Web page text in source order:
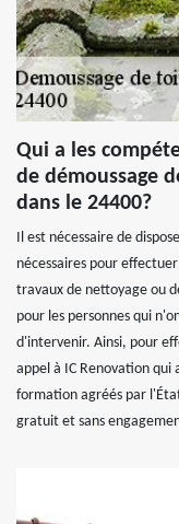
Qui a les
de démoussage
dans le 24400?
Il est nécessaire de
nécessaires pour
travaux de nettoyage ou
pour les personnes qui
d'intervenir. Ainsi, pour
appel à IC Renovation qui
formation agréés par
gratuit et sans